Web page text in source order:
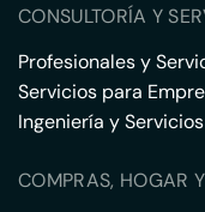
CONSULTORÍA Y
Profesionales y
Servicios para
Ingeniería y
COMPRAS, HOGAR